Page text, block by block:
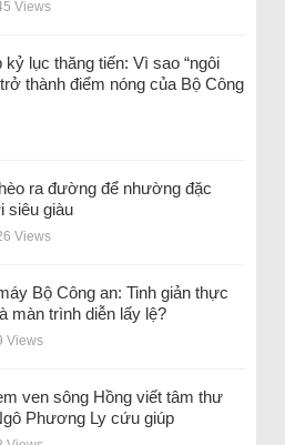
Views
kỷ lục thăng tiến: Vì sao “ngôi
thành điểm nóng của Bộ Công
ra đường để nhường đặc
siêu giàu
Views
Bộ Công an: Tinh giản thực
màn trình diễn lấy lệ?
Views
ven sông Hồng viết tâm thư
Phương Ly cứu giúp